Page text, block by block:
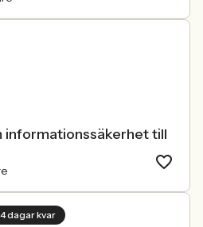
informationssäkerhet till
4 dagar kvar